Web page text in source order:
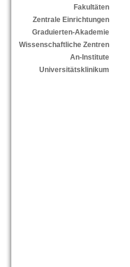
Fakultäten
Zentrale Einrichtungen
Graduierten-Akademie
Wissenschaftliche Zentren
An-Institute
Universitätsklinikum